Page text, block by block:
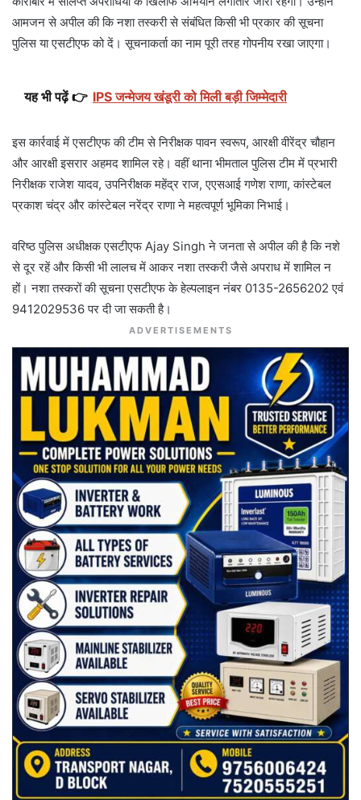
आमजन से अपील की कि नशा तस्करी से संबंधित किसी भी प्रकार की सूचना
पुलिस या एसटीएफ को दें। सूचनाकर्ता का नाम पूरी तरह गोपनीय रखा जाएगा।
यह भी पढ़ें 👉 IPS जन्मेजय खंडूरी को मिली बड़ी जिम्मेदारी
इस कार्रवाई में एसटीएफ की टीम से निरीक्षक पावन स्वरूप, आरक्षी वीरेंद्र चौहान
और आरक्षी इसरार अहमद शामिल रहे। वहीं थाना भीमताल पुलिस टीम में प्रभारी
निरीक्षक राजेश यादव, उपनिरीक्षक महेंद्र राज, एएसआई गणेश राणा, कांस्टेबल
प्रकाश चंद्र और कांस्टेबल नरेंद्र राणा ने महत्वपूर्ण भूमिका निभाई।
वरिष्ठ पुलिस अधीक्षक एसटीएफ Ajay Singh ने जनता से अपील की है कि नशे
से दूर रहें और किसी भी लालच में आकर नशा तस्करी जैसे अपराध में शामिल न
हों। नशा तस्करों की सूचना एसटीएफ के हेल्पलाइन नंबर 0135-2656202 एवं
9412029536 पर दी जा सकती है।
ADVERTISEMENTS